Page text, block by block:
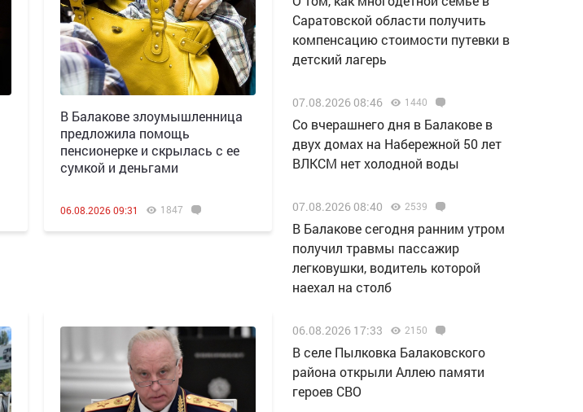
В Балакове злоумышленница
предложила помощь
пенсионерке и скрылась с ее
сумкой и деньгами
06.08.2026 09:31 1847
Саратовской области получить
компенсацию стоимости путевки в
детский лагерь
07.08.2026 08:46 1440
Со вчерашнего дня в Балакове в
двух домах на Набережной 50 лет
ВЛКСМ нет холодной воды
07.08.2026 08:40 2539
В Балакове сегодня ранним утром
получил травмы пассажир
легковушки, водитель которой
наехал на столб
06.08.2026 17:33 2150
В селе Пылковка Балаковского
района открыли Аллею памяти
героев СВО